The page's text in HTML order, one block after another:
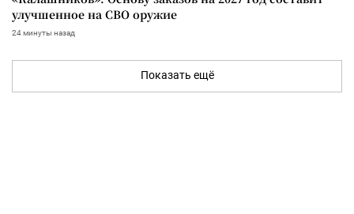
улучшенное на СВО оружие
24 минуты назад
Показать ещё